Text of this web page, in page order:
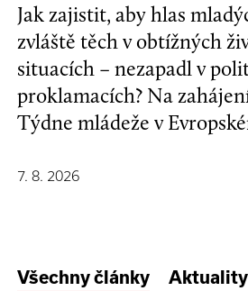
Jak zajistit, aby hlas
zvláště těch v obtížných
situacích – nezapadl v
proklamacích? Na
Týdne mládeže v
stakeholdeři zapojili do
7. 8. 2026
Všechny články Aktuality